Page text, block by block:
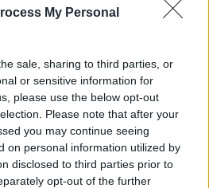
My Personal
sale, sharing to third parties, or
or sensitive information for
please use the below opt-out
Please note that after your
you may continue seeing
on personal information utilized by
disclosed to third parties prior to
opt-out of the further
díját pedig a kassai
de Bergerac című
nyúló záró ünnepségén
Minisztérium
Farkas Ibolyának,
Színház Tompa
Kovács Frigyesnek, a
színművészének.